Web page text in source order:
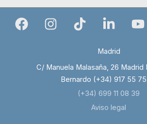
Madrid
C/ Manuela Malasaña, 26 Madrid
Bernardo (+34) 917 55
(+34) 699 11 08 39
Aviso legal